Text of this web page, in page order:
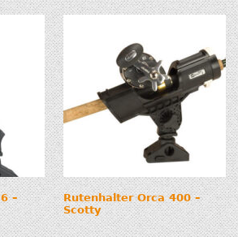
–
Rutenhalter Orca 400 –
Scotty